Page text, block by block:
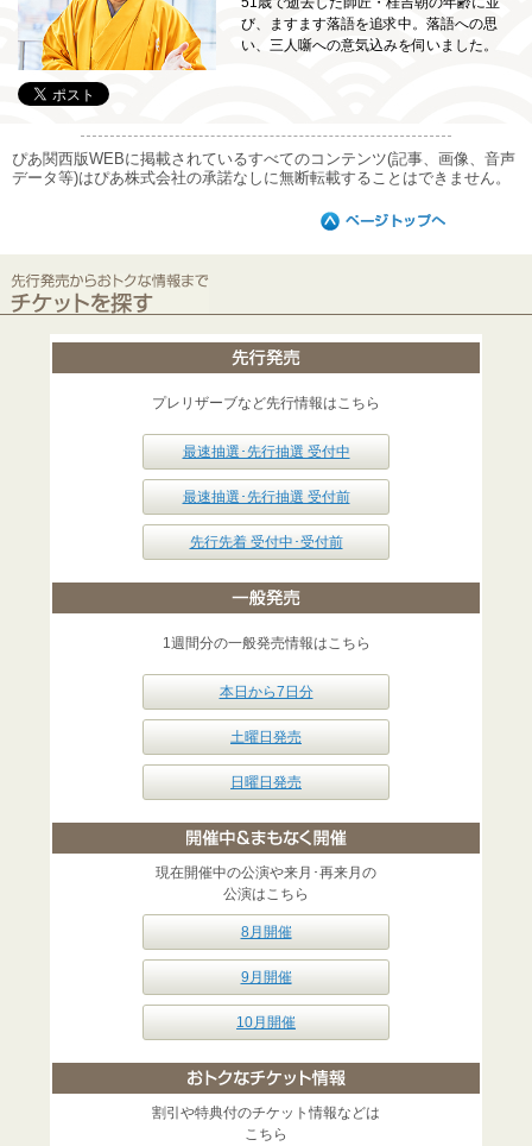
び、ますます落語を追求中。落語への思
い、三人噺への意気込みを伺いました。
ぴあ関西版WEBに掲載されているすべてのコンテンツ(記事、画像、音声
データ等)はぴあ株式会社の承諾なしに無断転載することはできません。
プレリザーブなど先行情報はこちら
最速抽選･先行抽選 受付中
最速抽選･先行抽選 受付前
先行先着 受付中･受付前
1週間分の一般発売情報はこちら
本日から7日分
土曜日発売
日曜日発売
現在開催中の公演や来月･再来月の
公演はこちら
8月開催
9月開催
10月開催
割引や特典付のチケット情報などは
こちら